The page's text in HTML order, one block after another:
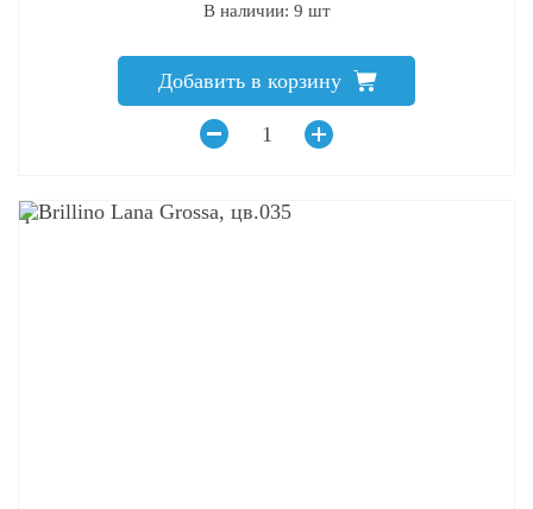
В наличии: 9 шт
Добавить в корзину
q